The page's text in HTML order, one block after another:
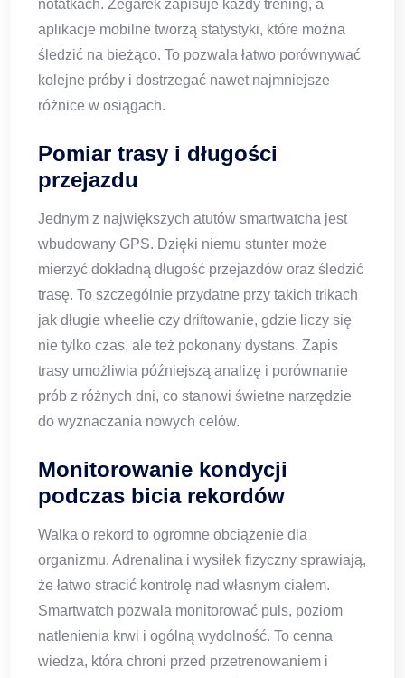
notatkach. Zegarek zapisuje każdy trening, a
aplikacje mobilne tworzą statystyki, które można
śledzić na bieżąco. To pozwala łatwo porównywać
kolejne próby i dostrzegać nawet najmniejsze
różnice w osiągach.
Pomiar trasy i długości
przejazdu
Jednym z największych atutów smartwatcha jest
wbudowany GPS. Dzięki niemu stunter może
mierzyć dokładną długość przejazdów oraz śledzić
trasę. To szczególnie przydatne przy takich trikach
jak długie wheelie czy driftowanie, gdzie liczy się
nie tylko czas, ale też pokonany dystans. Zapis
trasy umożliwia późniejszą analizę i porównanie
prób z różnych dni, co stanowi świetne narzędzie
do wyznaczania nowych celów.
Monitorowanie kondycji
podczas bicia rekordów
Walka o rekord to ogromne obciążenie dla
organizmu. Adrenalina i wysiłek fizyczny sprawiają,
że łatwo stracić kontrolę nad własnym ciałem.
Smartwatch pozwala monitorować puls, poziom
natlenienia krwi i ogólną wydolność. To cenna
wiedza, która chroni przed przetrenowaniem i